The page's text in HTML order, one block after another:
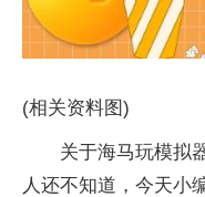
(相关资料图)
关于海马玩模拟
人还不知道，今天小